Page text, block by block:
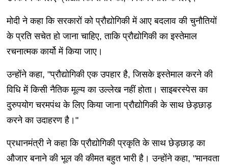
मोदी ने कहा कि सरकारों को प्रौद्योगिकी में आए बदलाव की चुनौतियों
के प्रति सचेत हो जाना चाहिए, ताकि प्रौद्योगिकी का इस्तेमाल
रचनात्मक कार्यो में किया जाए।
उन्होंने कहा, "प्रौद्योगिकी एक उपहार है, जिसके इस्तेमाल करने की
विधि में किसी नैतिक मूल्य का उल्लेख नहीं होता। साइबरस्पेस का
दुरुपयोग चरमपंथ के लिए किया जाना प्रौद्योगिकी के साथ छेड़छाड़
करने का उदाहरण है।"
प्रधानमंत्री ने कहा कि प्रौद्योगिकी प्रकृति के साथ छेड़छाड़ का
औजार बनाने की भूल की कीमत बहुत भारी है। उन्होंने कहा, "मानवता